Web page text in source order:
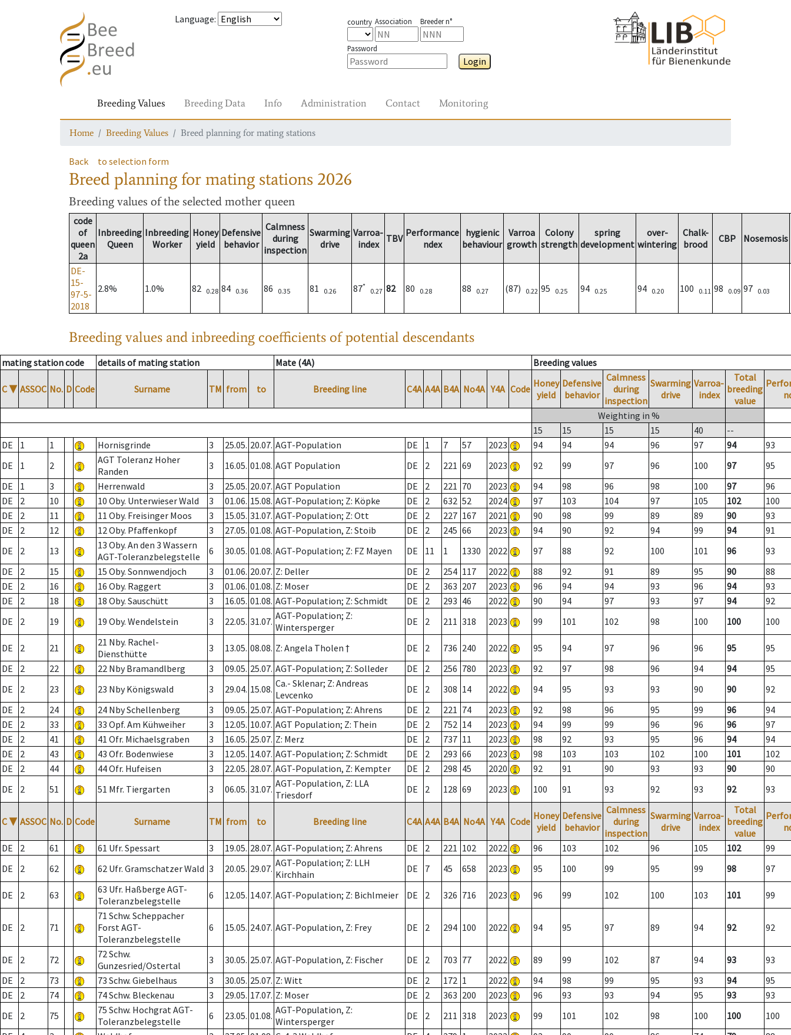
Language: country Association Breeder n°
Password
Login
Breeding Values Breeding Data Info Administration Contact Monitoring
Home Breeding Values Breed planning for mating stations
Back to selection form
Breed planning for mating stations 2026
Breeding values of the selected mother queen
code
of
queen
2a
Inbreeding
Queen
Inbreeding
Worker
Honey
yield
Defensive
behavior
Calmness
during
inspection
Swarming
drive
Varroa-
index
TBV Performance
ndex
hygienic
behaviour
Varroa
growth
Colony
strength
spring
development
over-
wintering
Chalk-
brood
CBP Nosemosis
DE-
15-
97-5-
2018
2.8% 1.0% 82 0.28 84 0.36 86 0.35 81 0.26 87*
0.27 82 80 0.28 88 0.27 (87) 0.22 95 0.25 94 0.25 94 0.20 100 0.11 98 0.09 97 0.03
Breeding values and inbreeding coefficients of potential descendants
mating station code details of mating station Mate (4A) Breeding values
C ▼ ASSOC No. D Code Surname TM from to Breeding line C4A A4A B4A No4A Y4A Code Honey
yield
Defensive
behavior
Calmness
during
inspection
Swarming
drive
Varroa-
index
Total
breeding
value
Weighting in %
15
15 15 15 40
--
DE
1 1 Hornisgrinde 3 25.05. 20.07. AGT-Population DE 1 7 57 2023 94 94 94 96 97 94
93
DE
1 2
AGT Toleranz Hoher
Randen
3 16.05. 01.08. AGT Population DE 2 221 69 2023 92 99 97 96 100 97
95
DE
1 3 Herrenwald 3 25.05. 20.07. AGT Population DE 2 221 70 2023 94 98 96 98 100 97
96
DE
2 10 10 Oby. Unterwieser Wald 3 01.06. 15.08. AGT-Population; Z: Köpke DE 2 632 52 2024 97 103 104 97 105 102
100
DE
2 11 11 Oby. Freisinger Moos 3 15.05. 31.07. AGT-Population; Z: Ott DE 2 227 167 2021 90 98 99 89 89 90
93
DE
2 12 12 Oby. Pfaffenkopf 3 27.05. 01.08. AGT-Population, Z: Stoib DE 2 245 66 2023 94 90 92 94 99 94
91
DE
2 13
13 Oby. An den 3 Wassern
AGT-Toleranzbelegstelle
6 30.05. 01.08. AGT-Population; Z: FZ Mayen DE 11 1 1330 2022 97 88 92 100 101 96
93
DE
2 15 15 Oby. Sonnwendjoch 3 01.06. 20.07. Z: Deller DE 2 254 117 2022 88 92 91 89 95 90
88
DE
2 16 16 Oby. Raggert 3 01.06. 01.08. Z: Moser DE 2 363 207 2023 96 94 94 93 96 94
93
DE
2 18 18 Oby. Sauschütt 3 16.05. 01.08. AGT-Population; Z: Schmidt DE 2 293 46 2022 90 94 97 93 97 94
92
DE
2 19 19 Oby. Wendelstein 3 22.05. 31.07. AGT-Population; Z:
Wintersperger
DE 2 211 318 2023 99 101 102 98 100 100 100
DE 2 21
21 Nby. Rachel-
Diensthütte
3 13.05. 08.08. Z: Angela Tholen † DE 2 736 240 2022 95 94 97 96 96 95
95
DE
2 22 22 Nby Bramandlberg 3 09.05. 25.07. AGT-Population; Z: Solleder DE 2 256 780 2023 92 97 98 96 94 94
95
DE
2 23 23 Nby Königswald 3 29.04. 15.08. Ca.- Sklenar; Z: Andreas
Levcenko
DE 2 308 14 2022 94 95 93 93 90 90
92
DE
2 24 24 Nby Schellenberg 3 09.05. 25.07. AGT-Population; Z: Ahrens DE 2 221 74 2023 92 98 96 95 99 96
94
DE
2 33 33 Opf. Am Kühweiher 3 12.05. 10.07. AGT Population; Z: Thein DE 2 752 14 2023 94 99 99 96 96 96
97
DE
2 41 41 Ofr. Michaelsgraben 3 16.05. 25.07. Z: Merz DE 2 737 11 2023 98 92 93 95 96 94
94
DE
2 43 43 Ofr. Bodenwiese 3 12.05. 14.07. AGT-Population; Z: Schmidt DE 2 293 66 2023 98 103 103 102 100 101
102
DE
2 44 44 Ofr. Hufeisen 3 22.05. 28.07. AGT-Population, Z: Kempter DE 2 298 45 2020 92 91 90 93 93 90
90
DE
2 51 51 Mfr. Tiergarten 3 06.05. 31.07. AGT-Population, Z: LLA
Triesdorf
DE 2 128 69 2023 100 91 93 92 93 92 93
C ▼ ASSOC No. D Code Surname TM from to Breeding line C4A A4A B4A No4A Y4A Code Honey
yield
Defensive
behavior
Calmness
during
inspection
Swarming
drive
Varroa-
index
Total
breeding
value
DE
2 61 61 Ufr. Spessart 3 19.05. 28.07. AGT-Population; Z: Ahrens DE 2 221 102 2022 96 103 102 96 105 102
99
DE
2 62 62 Ufr. Gramschatzer Wald 3 20.05. 29.07. AGT-Population; Z: LLH
Kirchhain
DE 7 45 658 2023 95 100 99 95 99 98 97
DE 2 63
63 Ufr. Haßberge AGT-
Toleranzbelegstelle
6 12.05. 14.07. AGT-Population; Z: Bichlmeier DE 2 326 716 2023 96 99 102 100 103 101 99
DE 2 71
71 Schw. Scheppacher
Forst AGT-
Toleranzbelegstelle
6 15.05. 24.07. AGT-Population, Z: Frey DE 2 294 100 2022 94 95 97 89 94 92 92
DE 2 72
72 Schw.
Gunzesried/Ostertal
3 30.05. 25.07. AGT-Population, Z: Fischer DE 2 703 77 2022 89 99 102 87 94 93
93
DE
2 73 73 Schw. Giebelhaus 3 30.05. 25.07. Z: Witt DE 2 172 1 2022 94 98 99 95 93 94
95
DE
2 74 74 Schw. Bleckenau 3 29.05. 17.07. Z: Moser DE 2 363 200 2023 96 93 93 94 95 93
93
DE
2 75
75 Schw. Hochgrat AGT-
Toleranzbelegstelle
6 23.05. 01.08. AGT-Population, Z:
Wintersperger
DE 2 211 318 2023 99 101 102 98 100 100
100